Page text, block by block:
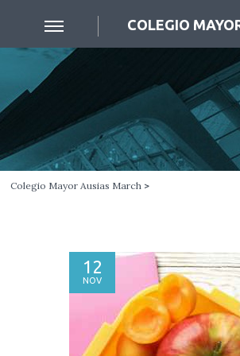
COLEGIO
Colegio Mayor Ausias March >
12
NOV